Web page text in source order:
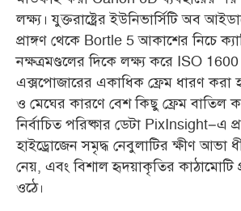
লক্ষ্য। যুক্তরাষ্ট্রের ইউনিভার্সিটি অব
প্রাঙ্গণ থেকে Bortle 5 আকাশের নিচে
নক্ষত্রমণ্ডলের দিকে লক্ষ্য করে ISO 1600
এক্সপোজারের একাধিক ফ্রেম ধারণ করা
ও মেঘের কারণে বেশ কিছু ফ্রেম বাতিল
নির্বাচিত পরিষ্কার ডেটা PixInsight–এ
হাইড্রোজেন সমৃদ্ধ নেবুলাটির ক্ষীণ আভা
নেয়, এবং বিশাল হৃদয়াকৃতির কাঠামোটি
ওঠে।